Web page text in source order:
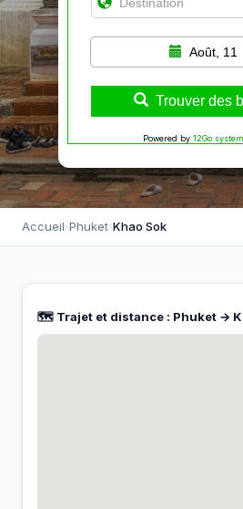
Août, 11
Trouver des
Powered by 12Go system
Accueil›Phuket›Khao Sok
🗺️ Trajet et distance : Phuket →